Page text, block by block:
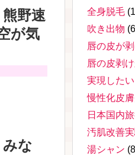
熊野速
が気
みな
全身脱毛
吹き出物
唇の皮が
唇の皮剥
実現した
慢性化皮
日本国内
汚肌改善
湯シャン